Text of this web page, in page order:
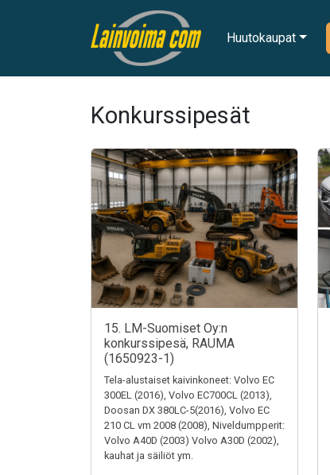
Huutokaupat
Konkurssipesät
15. LM-Suomiset Oy:n
konkurssipesä, RAUMA
(1650923-1)
Tela-alustaiset kaivinkoneet: Volvo EC
300EL (2016), Volvo EC700CL (2013),
Doosan DX 380LC-5(2016), Volvo EC
210 CL vm 2008 (2008), Niveldumpperit:
Volvo A40D (2003) Volvo A30D (2002),
kauhat ja säiliöt ym.